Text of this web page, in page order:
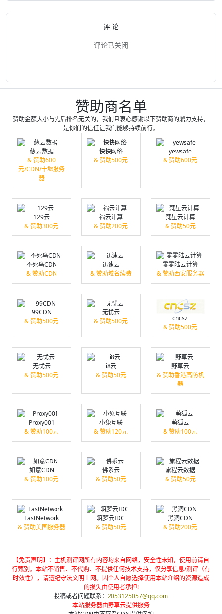
评 论
评论已关闭
赞助商名单
赞助金额大小与先后排名无关的，我们且衷心感谢以下赞助商的鼎力支持，
是你们的信任让我们能够持续前行。
慈云数据
& 赞助600
元/CDN/十堰服务
器
快快网络
& 赞助500元
yewsafe
& 赞助600元
129云
& 赞助300元
福云计算
& 赞助200元
梵星云计算
& 赞助50元
不死鸟CDN
& 赞助CDN
迅速云
& 赞助域名续费
零零陆云计算
& 赞助西安服务器
99CDN
& 赞助500元
无忧云
& 赞助500元
cncsz
& 赞助500元
无忧云
& 赞助500元
i8云
& 赞助50元
野草云
& 赞助香港高防机
器
Proxy001
& 赞助100元
小兔互联
& 赞助120元
萌狐云
& 赞助100元
如意CDN
& 赞助100元
佛系云
& 赞助50元
旅程云数据
& 赞助50元
FastNetwork
& 赞助美国服务器
筑梦云IDC
& 赞助50元
黑洞CDN
& 赞助200元
【免责声明】：主机测评网所有内容均来自网络，安全性未知，使用前请自
行甄别。本站不销售、不代购、不提供任何技术支持，仅分享信息/测评（有
时效性），请遵纪守法文明上网。因个人自愿选择使用本站介绍的资源造成
的损失由使用者承担!
投稿或者问题联系： 2053125057@qq.com
本站服务器由野草云提供服务